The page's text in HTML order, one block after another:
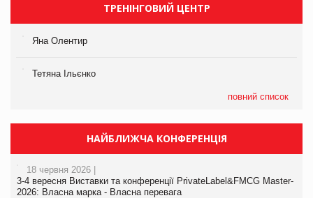
ТРЕНІНГОВИЙ ЦЕНТР
Яна Олентир
Тетяна Ільєнко
повний список
НАЙБЛИЖЧА КОНФЕРЕНЦІЯ
18 червня 2026 |
3-4 вересня Виставки та конференції PrivateLabel&FMCG Master-
2026: Власна марка - Власна перевага